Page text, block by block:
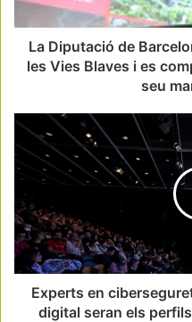
La Diputació de
les Vies Blaves i es
seu
Experts en
digital seran els